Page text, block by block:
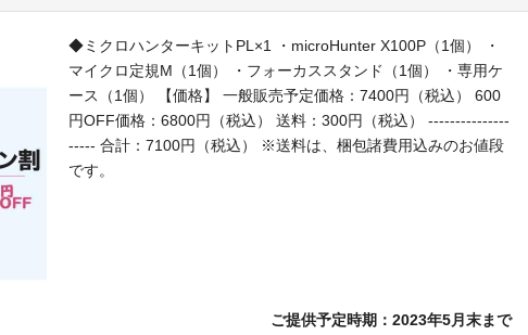
◆ミクロハンターキットPL×1 ・microHunter X100P（1個） ・
マイクロ定規M（1個） ・フォーカススタンド（1個） ・専用ケ
ース（1個） 【価格】 一般販売予定価格：7400円（税込） 600
円OFF価格：6800円（税込） 送料：300円（税込） ---------------
----- 合計：7100円（税込） ※送料は、梱包諸費用込みのお値段
です。
ご提供予定時期：2023年5月末まで